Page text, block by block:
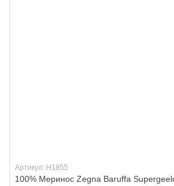
Артикул: H1855
100% Меринос Zegna Baruffa